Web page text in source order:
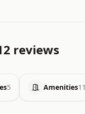
reviews
5 Amenities11